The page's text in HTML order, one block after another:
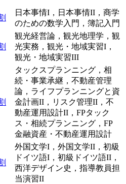
日本事情I，日本事情II，商学
のための数学入門，簿記入門
観光経営論，観光地理学，観
光実務，観光・地域実習I，
観光・地域実習III
タックスプランニング，相
続・事業承継，不動産管理
論，ライフプランニングと資
金計画II，リスク管理II，不
動産運用設計II，FPタック
ス・相続プランニング，FP
金融資産・不動産運用設計
外国文学I，外国文学II，初級
ドイツ語I，初級ドイツ語II，
西洋デザイン史，指導教員担
当演習II